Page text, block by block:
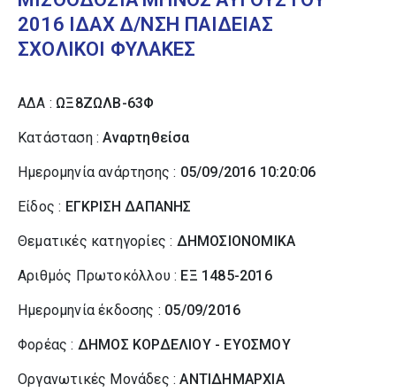
2016 ΙΔΑΧ Δ/ΝΣΗ ΠΑΙΔΕΙΑΣ
ΣΧΟΛΙΚΟΙ ΦΥΛΑΚΕΣ
ΑΔΑ : ΩΞ8ΖΩΛΒ-63Φ
Κατάσταση :Αναρτηθείσα
Ημερομηνία ανάρτησης : 05/09/2016 10:20:06
Είδος : ΕΓΚΡΙΣΗ ΔΑΠΑΝΗΣ
Θεματικές κατηγορίες : ΔΗΜΟΣΙΟΝΟΜΙΚΑ
Αριθμός Πρωτοκόλλου : ΕΞ 1485-2016
Ημερομηνία έκδοσης : 05/09/2016
Φορέας : ΔΗΜΟΣ ΚΟΡΔΕΛΙΟΥ - ΕΥΟΣΜΟΥ
Οργανωτικές Μονάδες :ΑΝΤΙΔΗΜΑΡΧΙΑ